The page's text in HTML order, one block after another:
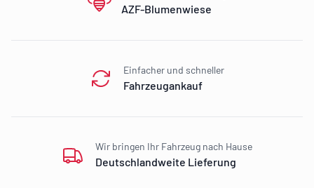
AZF-Blumenwiese
Fahrzeugankauf
Einfacher und schneller
Deutschlandweite Lieferung
Wir bringen Ihr Fahrzeug nach Hause